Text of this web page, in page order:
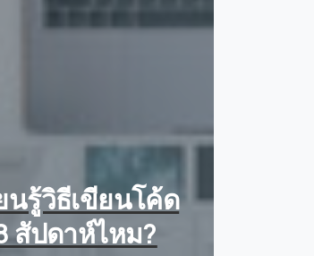
นรู้วิธีเขียนโค้ด
สัปดาห์ไหม?